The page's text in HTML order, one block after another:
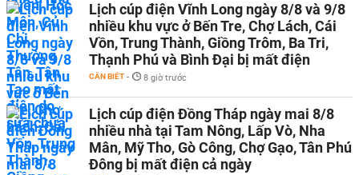
Lịch cúp điện Vĩnh Long ngày 8/8 và 9/8
nhiều khu vực ở Bến Tre, Chợ Lách, Cái
Vồn, Trung Thành, Giồng Trôm, Ba Tri,
Thạnh Phú và Bình Đại bị mất điện
CẦN BIẾT - 8 giờ trước
Lịch cúp điện Đồng Tháp ngày mai 8/8
nhiều nhà tại Tam Nông, Lấp Vò, Nha
Mân, Mỹ Tho, Gò Công, Chợ Gạo, Tân Phú
Đông bị mất điện cả ngày